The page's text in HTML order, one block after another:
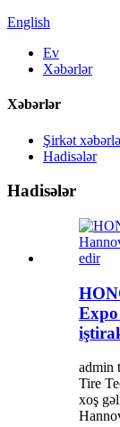
English
Ev
Xəbərlər
Xəbərlər
Şirkət
Hadisələr
Hadisələr
admin
Tire
xoş